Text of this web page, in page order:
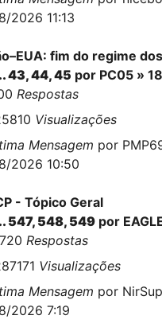
2026 11:13
fim do regime
43,44,45 por PC05 »
Respostas
Visualizações
Mensagem por
2026 10:50
- Tópico Geral
547, 548, 549 por
Respostas
Visualizações
Mensagem por NirSup
2026 7:19